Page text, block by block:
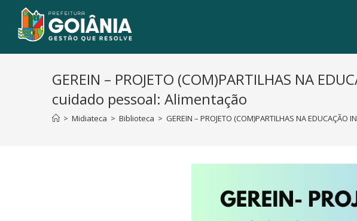
GEREIN – PROJETO (COM)PARTILHAS NA
cuidado pessoal: Alimentação
> Midiateca > Biblioteca > GEREIN – PROJETO (COM)PARTILHAS NA